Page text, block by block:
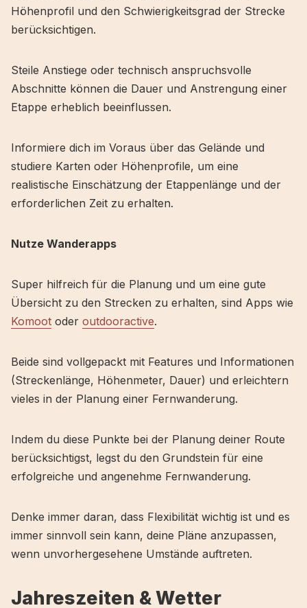
Höhenprofil und den Schwierigkeitsgrad der Strecke
berücksichtigen.
Steile Anstiege oder technisch anspruchsvolle
Abschnitte können die Dauer und Anstrengung einer
Etappe erheblich beeinflussen.
Informiere dich im Voraus über das Gelände und
studiere Karten oder Höhenprofile, um eine
realistische Einschätzung der Etappenlänge und der
erforderlichen Zeit zu erhalten.
Nutze Wanderapps
Super hilfreich für die Planung und um eine gute
Übersicht zu den Strecken zu erhalten, sind Apps wie
Komoot oder outdooractive.
Beide sind vollgepackt mit Features und Informationen
(Streckenlänge, Höhenmeter, Dauer) und erleichtern
vieles in der Planung einer Fernwanderung.
Indem du diese Punkte bei der Planung deiner Route
berücksichtigst, legst du den Grundstein für eine
erfolgreiche und angenehme Fernwanderung.
Denke immer daran, dass Flexibilität wichtig ist und es
immer sinnvoll sein kann, deine Pläne anzupassen,
wenn unvorhergesehene Umstände auftreten.
Jahreszeiten & Wetter